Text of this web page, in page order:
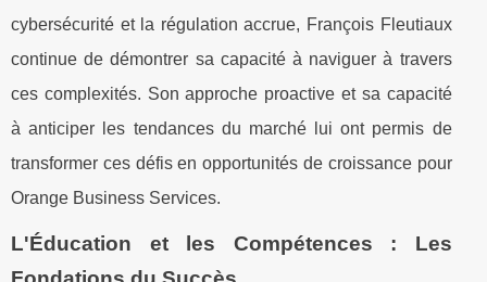
cybersécurité et la régulation accrue, François Fleutiaux
continue de démontrer sa capacité à naviguer à travers
ces complexités. Son approche proactive et sa capacité
à anticiper les tendances du marché lui ont permis de
transformer ces défis en opportunités de croissance pour
Orange Business Services.
L'Éducation et les Compétences : Les